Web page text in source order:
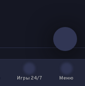
Игры 24/7
Меню